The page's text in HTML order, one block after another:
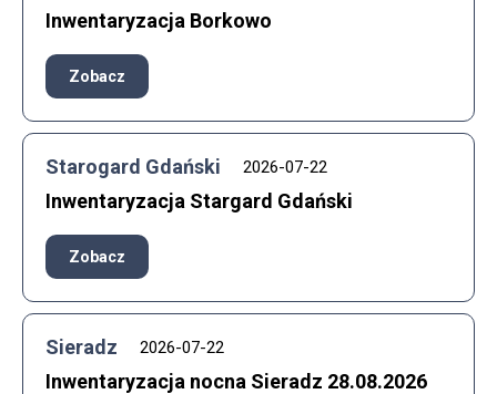
Inwentaryzacja Borkowo
Zobacz
Starogard Gdański 2026-07-22
Inwentaryzacja Stargard Gdański
Zobacz
Sieradz 2026-07-22
Inwentaryzacja nocna Sieradz 28.08.2026​